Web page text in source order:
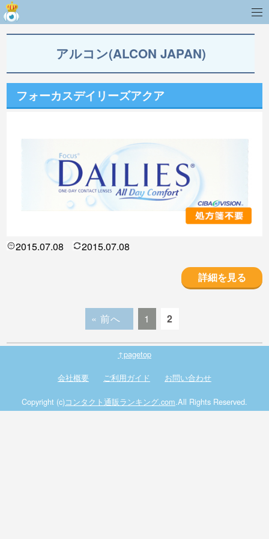
アルコン(ALCON JAPAN)
フォーカスデイリーズアクア
2015.07.08 2015.07.08
詳細を見る
« 前へ 1 2
↑pagetop
会社概要 ご利用ガイド お問い合わせ
Copyright (c)コンタクト通販ランキング.com.All Rights Reserved.